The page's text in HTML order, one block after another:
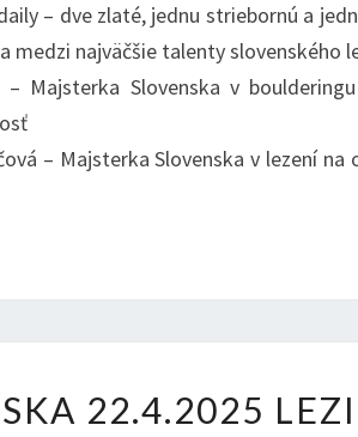
LEZENÍ
ZA
8
– dve zlaté, jednu striebornú a
medzi najväčšie talenty slovenského
– Majsterka Slovenska v
– Majsterka Slovenska v lezení
22.4.2025